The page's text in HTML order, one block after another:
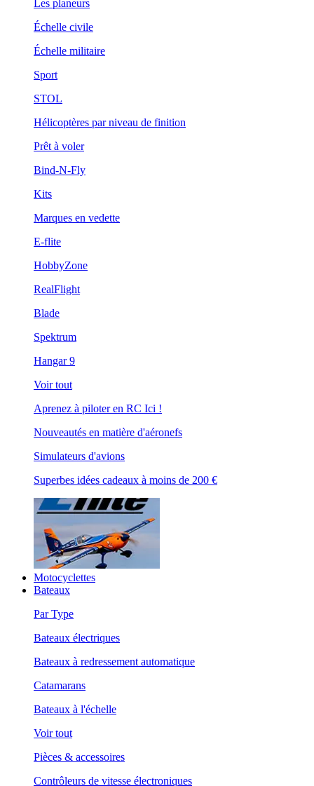
Les planeurs
Échelle civile
Échelle militaire
Sport
STOL
Hélicoptères par niveau de finition
Prêt à voler
Bind-N-Fly
Kits
Marques en vedette
E-flite
HobbyZone
RealFlight
Blade
Spektrum
Hangar 9
Voir tout
Aprenez à piloter en RC Ici !
Nouveautés en matière d'aéronefs
Simulateurs d'avions
Superbes idées cadeaux à moins de 200 €
Motocyclettes
Bateaux
Par Type
Bateaux électriques
Bateaux à redressement automatique
Catamarans
Bateaux à l'échelle
Voir tout
Pièces & accessoires
Contrôleurs de vitesse électroniques